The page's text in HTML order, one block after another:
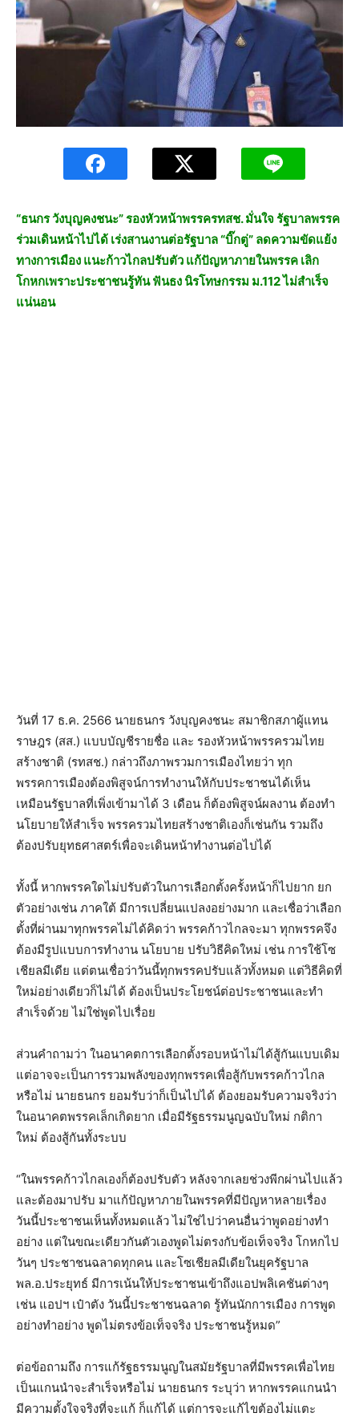
“ธนกร วังบุญคงชนะ” รองหัวหน้าพรรครทสช. มั่นใจ รัฐบาลพรรค
ร่วมเดินหน้าไปได้ เร่งสานงานต่อรัฐบาล “บิ๊กตู่” ลดความขัดแย้ง
ทางการเมือง แนะก้าวไกลปรับตัว แก้ปัญหาภายในพรรค เลิก
โกหกเพราะประชาชนรู้ทัน ฟันธง นิรโทษกรรม ม.112 ไม่สำเร็จ
แน่นอน
วันที่ 17 ธ.ค. 2566 นายธนกร วังบุญคงชนะ สมาชิกสภาผู้แทน
ราษฎร (สส.) แบบบัญชีรายชื่อ และ รองหัวหน้าพรรครวมไทย
สร้างชาติ (รทสช.) กล่าวถึงภาพรวมการเมืองไทยว่า ทุก
พรรคการเมืองต้องพิสูจน์การทำงานให้กับประชาชนได้เห็น
เหมือนรัฐบาลที่เพิ่งเข้ามาได้ 3 เดือน ก็ต้องพิสูจน์ผลงาน ต้องทำ
นโยบายให้สำเร็จ พรรครวมไทยสร้างชาติเองก็เช่นกัน รวมถึง
ต้องปรับยุทธศาสตร์เพื่อจะเดินหน้าทำงานต่อไปได้
ทั้งนี้ หากพรรคใดไม่ปรับตัวในการเลือกตั้งครั้งหน้าก็ไปยาก ยก
ตัวอย่างเช่น ภาคใต้ มีการเปลี่ยนแปลงอย่างมาก และเชื่อว่าเลือก
ตั้งที่ผ่านมาทุกพรรคไม่ได้คิดว่า พรรคก้าวไกลจะมา ทุกพรรคจึง
ต้องมีรูปแบบการทำงาน นโยบาย ปรับวิธีคิดใหม่ เช่น การใช้โซ
เชียลมีเดีย แต่ตนเชื่อว่าวันนี้ทุกพรรคปรับแล้วทั้งหมด แต่วิธีคิดที่
ใหม่อย่างเดียวก็ไม่ได้ ต้องเป็นประโยชน์ต่อประชาชนและทำ
สำเร็จด้วย ไม่ใช่พูดไปเรื่อย
ส่วนคำถามว่า ในอนาคตการเลือกตั้งรอบหน้าไม่ได้สู้กันแบบเดิม
แต่อาจจะเป็นการรวมพลังของทุกพรรคเพื่อสู้กับพรรคก้าวไกล
หรือไม่ นายธนกร ยอมรับว่าก็เป็นไปได้ ต้องยอมรับความจริงว่า
ในอนาคตพรรคเล็กเกิดยาก เมื่อมีรัฐธรรมนูญฉบับใหม่ กติกา
ใหม่ ต้องสู้กันทั้งระบบ
“ในพรรคก้าวไกลเองก็ต้องปรับตัว หลังจากเลยช่วงพีกผ่านไปแล้ว
และต้องมาปรับ มาแก้ปัญหาภายในพรรคที่มีปัญหาหลายเรื่อง
วันนี้ประชาชนเห็นทั้งหมดแล้ว ไม่ใช่ไปว่าคนอื่นว่าพูดอย่างทำ
อย่าง แต่ในขณะเดียวกันตัวเองพูดไม่ตรงกับข้อเท็จจริง โกหกไป
วันๆ ประชาชนฉลาดทุกคน และโซเชียลมีเดียในยุครัฐบาล
พล.อ.ประยุทธ์ มีการเน้นให้ประชาชนเข้าถึงแอปพลิเคชันต่างๆ
เช่น แอปฯ เป๋าตัง วันนี้ประชาชนฉลาด รู้ทันนักการเมือง การพูด
อย่างทำอย่าง พูดไม่ตรงข้อเท็จจริง ประชาชนรู้หมด”
ต่อข้อถามถึง การแก้รัฐธรรมนูญในสมัยรัฐบาลที่มีพรรคเพื่อไทย
เป็นแกนนำจะสำเร็จหรือไม่ นายธนกร ระบุว่า หากพรรคแกนนำ
มีความตั้งใจจริงที่จะแก้ ก็แก้ได้ แต่การจะแก้ไขต้องไม่แตะ